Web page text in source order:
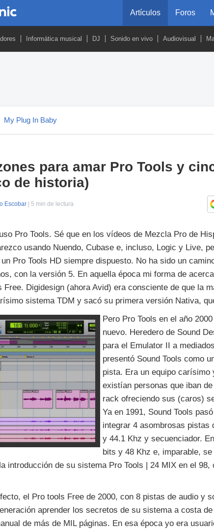
Artículos Foros
Informática musical DJ Sonido en vivo Audiovisual
My Plug In Baby
para amar Pro Tools y
de historia)
Escobar | 5 min de lectura
Pro Tools. Sé que en los vídeos de Mezcla Pro de
usando Nuendo, Cubase e, incluso, Logic y Live,
Pro Tools HD siempre dispuesto. No ha sido un
con la versión 5. En aquella época mi forma de
Free. Digidesign (ahora Avid) era consciente de que la
sistema TDM y sacó su primera versión Nativa,
Pero Pro Tools en el año
nuevo. Heredero de Sound
para el Emulator II a
presentó Sound Tools como
pista. Era un equipo carísimo
existían personas que iban
rack ofreciendo sus (caros)
Ya en 1991, Sound Tools
integrar 4 asombrosas pistas
y 44.1 Khz y secuenciador.
bits y 48 Khz e, imparable,
introducción de su sistema Pro Tools | 24 MIX en el
el Pro tools Free de 2000, con 8 pistas de audio y
aprender los secretos de su sistema a costa
de más de MIL páginas. En esa época yo era